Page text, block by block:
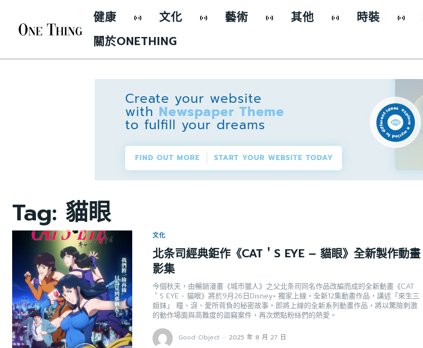
健康 文化 藝術 其他 時裝
關於ONETHING
Tag: 貓眼
文化
北条司經典鉅作《CAT＇S EYE – 貓眼》全新製作動畫
影集
今個秋天，由暢銷漫畫《城市獵人》之父北条司同名作品改編而成的全新動畫《CAT
＇S EYE - 貓眼》將於9月26日Disney+ 獨家上線。全新12集動畫作品，講述「來生三
姐妹」 瞳、淚、愛所背負的秘密故事。即將上線的全新系列動畫作品，將以驚險刺激
的動作場面與高難度的盜竊案件，再次燃點粉絲們的熱愛。
Good Object - 2025 年 8 月 27 日